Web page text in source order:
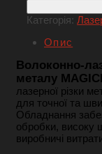
Категорія:
Опис
Волоконно-
металу
лазерної різки
для точної та
Обладнання
обробки, високу
виробничі